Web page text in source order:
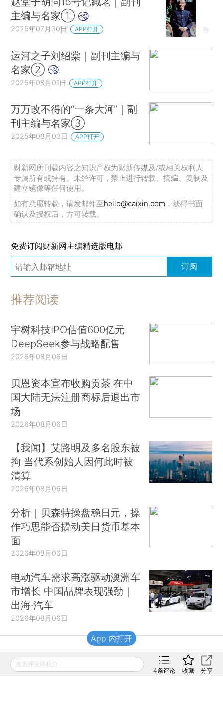
主编与名家①
2025年07月30日 APP打开
运河之子刘绍棠｜副刊主编与
名家②
2025年08月01日 APP打开
万万改不得的“一条大河”｜副
刊主编与名家③
2025年08月03日 APP打开
财新网所刊载内容之知识产权为财新传媒及/或相关权利人
专属所有或持有。未经许可，禁止进行转载、摘编、复制及
建立镜像等任何使用。
如有意愿转载，请发邮件至hello@caixin.com ，获得书面
确认及授权后，方可转载。
免费订阅财新网主编精选版电邮
订阅
推荐阅读
宇树科技IPO估值600亿元
DeepSeek参与战略配售
2026年08月06日
贝恩资本宣布收购贡茶 在中
国大陆无法注册商标后退出市
场
2026年08月06日
【我闻】艾路明及多名股东被
拘 当代系创始人因何此时被
清算
2026年08月06日
分析｜贝森特操盘稳日元，操
作巧思能否撬动美日货币基本
面
2026年08月06日
电动汽车需求高涨驱动澳洲车
市增长 中国品牌表现强劲｜
出海·汽车
2026年08月06日
财新移动
发表评论得积分
4条评论 收藏 分享
App 内打开